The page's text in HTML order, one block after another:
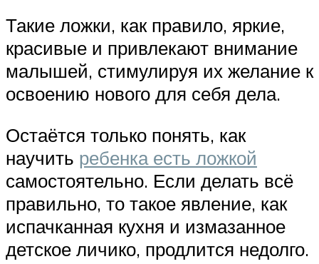
Такие ложки, как правило, яркие,
красивые и привлекают внимание
малышей, стимулируя их желание к
освоению нового для себя дела.
Остаётся только понять, как
научить ребенка есть ложкой
самостоятельно. Если делать всё
правильно, то такое явление, как
испачканная кухня и измазанное
детское личико, продлится недолго.